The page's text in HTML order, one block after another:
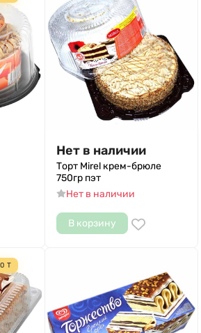
Нет в наличии
Торт Mirel крем-брюле
750гр пэт
Нет в наличии
В корзину
Т